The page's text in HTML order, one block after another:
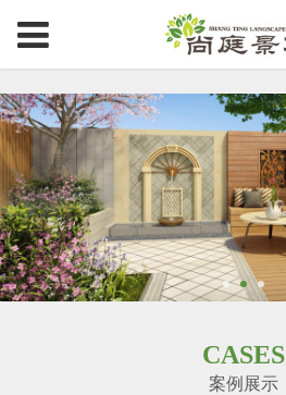
CASES
案例展示